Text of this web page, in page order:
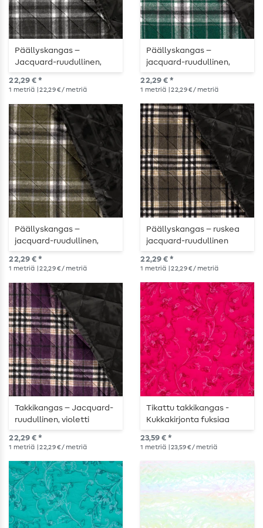
Päällyskangas –
Jacquard-ruudullinen,
antrasiitti
22,29 € *
1 metriä | 22,29 € / metriä
Päällyskangas –
jacquard-ruudullinen,
petrolinvihreä
22,29 € *
1 metriä | 22,29 € / metriä
Päällyskangas –
jacquard-ruudullinen,
khaki
22,29 € *
1 metriä | 22,29 € / metriä
Päällyskangas – ruskea
jacquard-ruudullinen
22,29 € *
1 metriä | 22,29 € / metriä
Takkikangas – Jacquard-
ruudullinen, violetti
22,29 € *
1 metriä | 22,29 € / metriä
Tikattu takkikangas -
Kukkakirjonta fuksiaa
23,59 € *
1 metriä | 23,59 € / metriä